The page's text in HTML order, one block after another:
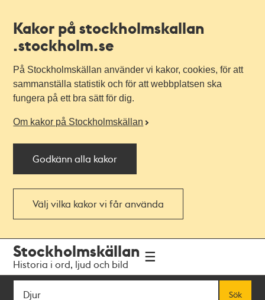
Kakor på stockholmskallan
.stockholm.se
På Stockholmskällan använder vi kakor, cookies, för att
sammanställa statistik och för att webbplatsen ska
fungera på ett bra sätt för dig.
Om kakor på Stockholmskällan
Godkänn alla kakor
Välj vilka kakor vi får använda
navigationen
huvudinnehållet
Stockholmskällan
Historia i ord, ljud och bild
Sök
Sök